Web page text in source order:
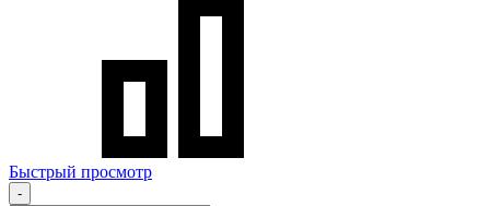
Быстрый просмотр
-